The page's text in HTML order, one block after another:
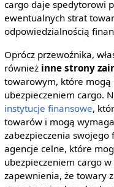
cargo daje spedytorowi
ewentualnych strat
odpowiedzialnością
Oprócz przewoźnika,
również inne strony
towarowym, które mogą
ubezpieczeniem cargo.
instytucje finansowe,
towarów i mogą
zabezpieczenia swojego
agencje celne, które
ubezpieczeniem cargo
zapewnienia, że towary